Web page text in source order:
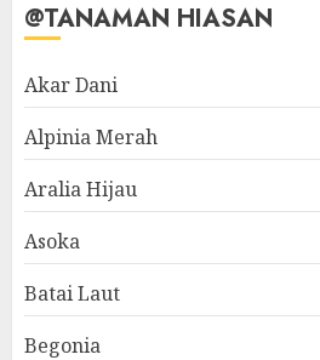
@TANAMAN HIASAN
Akar Dani
Alpinia Merah
Aralia Hijau
Asoka
Batai Laut
Begonia